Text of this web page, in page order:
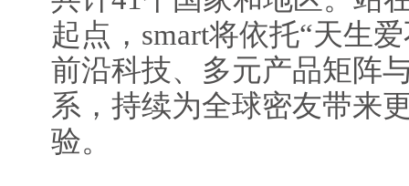
起点，smart将依托“天生
前沿科技、多元产品矩阵
系，持续为全球密友带来
验。